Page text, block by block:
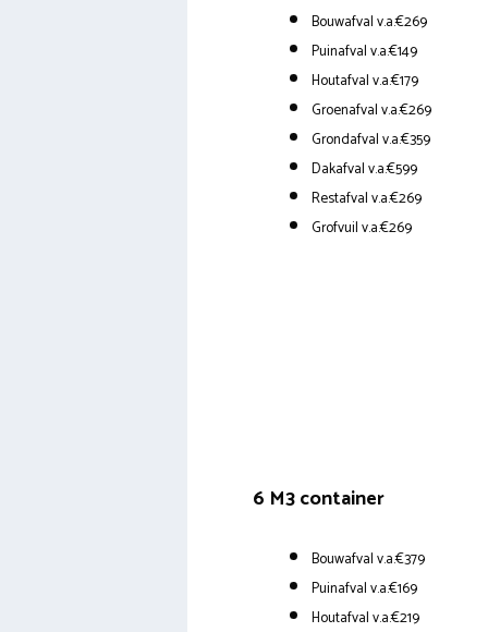
Bouwafval v.a.€269
Puinafval v.a.€149
Houtafval v.a.€179
Groenafval v.a.€269
Grondafval v.a.€359
Dakafval v.a.€599
Restafval v.a.€269
Grofvuil v.a.€269
6 M3 container
Bouwafval v.a.€379
Puinafval v.a.€169
Houtafval v.a.€219